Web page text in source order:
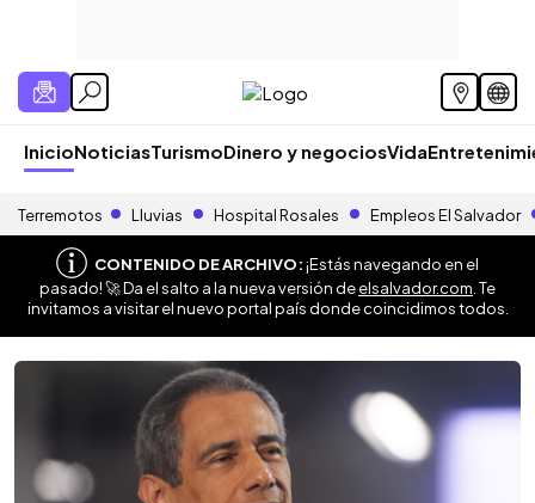
InicioNoticiasTurismoDinero y negociosVida
Terremotos Lluvias Hospital Rosales Empleos El Salvador
CONTENIDO DE ARCHIVO:¡Estás navegando en el
pasado! 🚀 Da el salto a la nueva versión deelsalvador.com . Te
invitamos a visitar el nuevo portal país donde coincidimos todos.